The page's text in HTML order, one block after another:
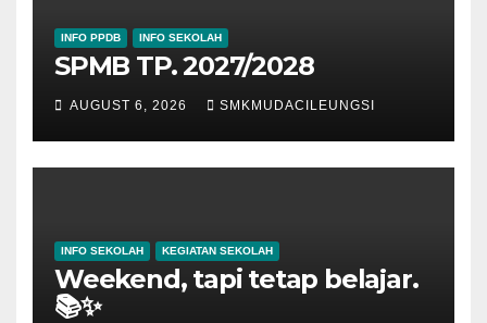
INFO PPDB INFO SEKOLAH
SPMB TP. 2027/2028
AUGUST 6, 2026 SMKMUDACILEUNGSI
INFO SEKOLAH KEGIATAN SEKOLAH
Weekend, tapi tetap belajar.
📚✨